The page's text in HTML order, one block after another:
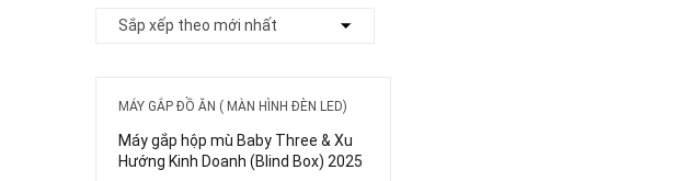
MÁY GẮP ĐỒ ĂN ( MÀN HÌNH ĐÈN LED)
Máy gắp hộp mù Baby Three & Xu
Hướng Kinh Doanh (Blind Box) 2025